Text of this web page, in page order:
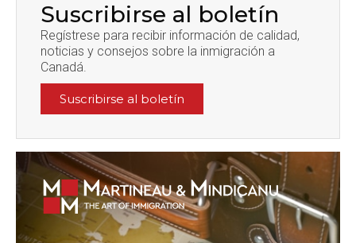
Suscribirse al boletín
Regístrese para recibir información de calidad,
noticias y consejos sobre la inmigración a
Canadá.
Suscribirse al boletín